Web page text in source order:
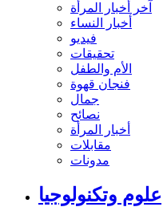
آخر أخبار المرأة
أخبار النساء
فيديو
تحقيقات
الأم والطفل
فنجان قهوة
جمال
نصائح
أخبار المرأة
مقابلات
مدونات
علوم وتكنولوجيا